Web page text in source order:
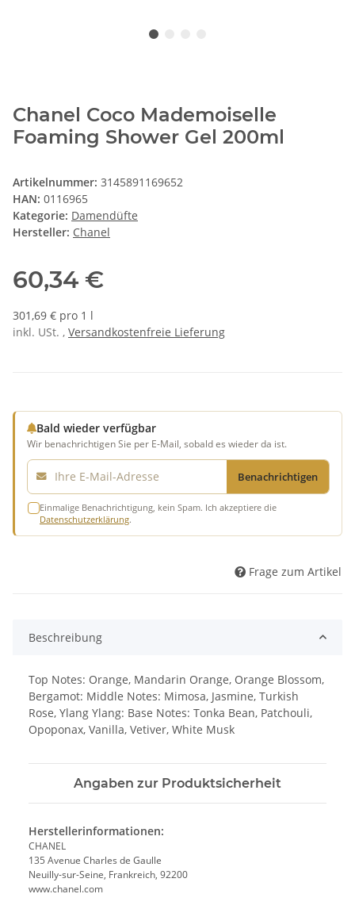
Chanel Coco Mademoiselle
Foaming Shower Gel 200ml
Artikelnummer: 3145891169652
HAN: 0116965
Kategorie: Damendüfte
Hersteller: Chanel
60,34 €
301,69 € pro 1 l
inkl. USt. , Versandkostenfreie Lieferung
Bald wieder verfügbar
Wir benachrichtigen Sie per E-Mail, sobald es wieder da ist.
E-Mail
Benachrichtigen
Einmalige Benachrichtigung, kein Spam. Ich akzeptiere die
Datenschutzerklärung.
Frage zum Artikel
Beschreibung
Top Notes: Orange, Mandarin Orange, Orange Blossom,
Bergamot: Middle Notes: Mimosa, Jasmine, Turkish
Rose, Ylang Ylang: Base Notes: Tonka Bean, Patchouli,
Opoponax, Vanilla, Vetiver, White Musk
Angaben zur Produktsicherheit
Herstellerinformationen:
CHANEL
135 Avenue Charles de Gaulle
Neuilly-sur-Seine, Frankreich, 92200
www.chanel.com